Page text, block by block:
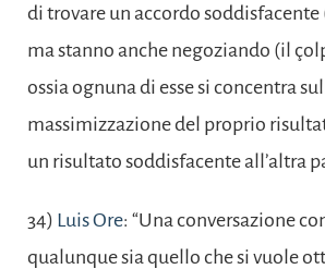
di trovare un accordo soddisfacente
ma stanno anche negoziando (il
ossia ognuna di esse si concentra
massimizzazione del proprio
un risultato soddisfacente all’altra
34) Luis Ore: “Una conversazione
qualunque sia quello che si vuole